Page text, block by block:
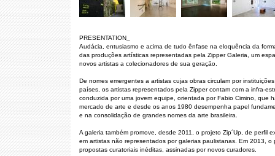
PRESENTATION_
Audácia, entusiasmo e acima de tudo ênfase na eloquência da
das produções artísticas representadas pela Zipper Galeria, um
novos artistas a colecionadores de sua geração.
De nomes emergentes a artistas cujas obras circulam por
países, os artistas representados pela Zipper contam com a infra-
conduzida por uma jovem equipe, orientada por Fabio Cimino, que
mercado de arte e desde os anos 1980 desempenha papel
e na consolidação de grandes nomes da arte brasileira.
A galeria também promove, desde 2011, o projeto Zip´Up, de perfil
em artistas não representados por galerias paulistanas. Em 2013, o
propostas curatoriais inéditas, assinadas por novos curadores.